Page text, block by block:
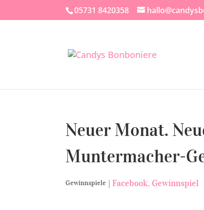
05731 8420358
Neuer Monat.
Muntermacher-
Gewinnspiele |Facebook Gewinnspiel